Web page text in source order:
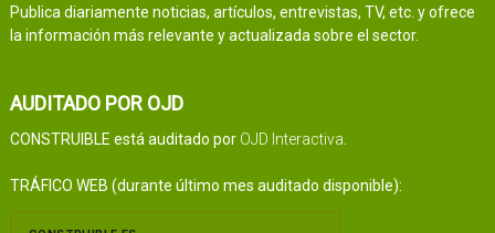
Publica diariamente noticias, artículos, entrevistas, TV, etc. y ofrece
la información más relevante y actualizada sobre el sector.
AUDITADO POR OJD
CONSTRUIBLE está auditado por OJD Interactiva
TRÁFICO WEB (durante último mes auditado disponible):